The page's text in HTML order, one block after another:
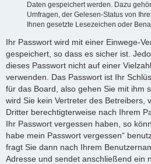
Daten gespeichert werden. Dazu
Umfragen, der Gelesen-Status von
Ihnen gesetzte Lesezeichen oder
Ihr Passwort wird mit einer Einwege-
gespeichert, so dass es sicher ist.
dieses Passwort nicht auf einer
verwenden. Das Passwort ist Ihr
für das Board, also gehen Sie mit ihm
wird Sie kein Vertreter des Betreibers,
Dritter berechtigterweise nach Ihrem
Ihr Passwort vergessen haben, so
habe mein Passwort vergessen“
fragt Sie dann nach Ihrem
Adresse und sendet anschließend ein